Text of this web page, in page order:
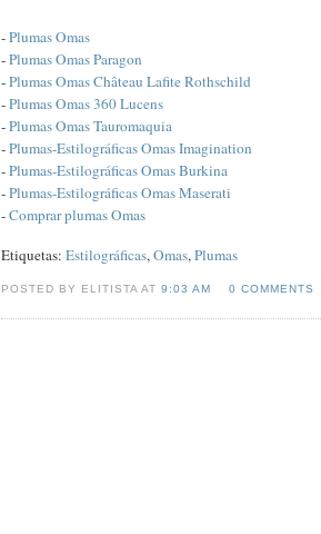
-Plumas Omas
-Plumas Omas Paragon
-Plumas Omas Château Lafite Rothschild
-Plumas Omas 360 Lucens
-Plumas Omas Tauromaquia
-Plumas-Estilográficas Omas Imagination
-Plumas-Estilográficas Omas Burkina
-Plumas-Estilográficas Omas Maserati
-Comprar plumas Omas
Etiquetas: Estilográficas,Omas,Plumas
POSTED BY ELITISTA AT9:03 AM 0 COMMENTS